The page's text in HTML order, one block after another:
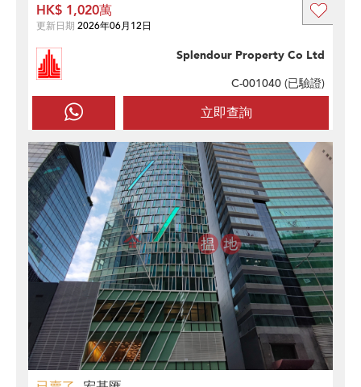
立即查詢
Splendour Property Co Ltd
C-001040 (已驗證)
HK$ 1,020萬
更新日期 2026年06月12日